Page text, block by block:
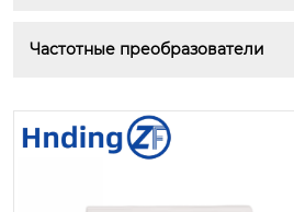
Частотные преобразователи